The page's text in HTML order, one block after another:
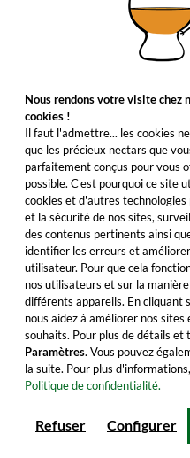
Talisker 30 ans
whiskys les plus
993,99 €
Contenu : 0.7 Litre (1 419,99
Prix TTC, frais de
Tous les
Nous rendons votre visite chez
cookies !
Il faut l'admettre... les cookies
que les précieux nectars que
parfaitement conçus pour vous
possible. C'est pourquoi ce site
cookies et d'autres
et la sécurité de nos sites,
des contenus pertinents ainsi
identifier les erreurs et
utilisateur. Pour que cela
nos utilisateurs et sur la
différents appareils. En cliquant
nous aidez à améliorer nos
souhaits. Pour plus de détails et
Paramètres. Vous pouvez
la suite. Pour plus
Politique de confidentialité.
Refuser Configurer